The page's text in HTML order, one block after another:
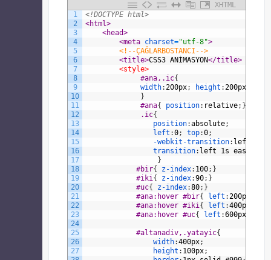
XHTML
1
2
3
4
5
6
7
8
9
10
11
12
13
14
15
16
17
18
19
20
21
22
23
24
25
26
27
<!DOCTYPE html>
<html>
<head>
<meta charset="utf-8">
<!--ÇAĞLARBOSTANCI-->
<title>CSS3 ANİMASYON</title>
<style>
#ana,.ic{
width:200px; height :200px
}
#ana{ position: relative; }
.ic{
position:absolute;
left :0; top:0;
-webkit-transition: left
transition: left 1s ease-in-
}
#bir{ z-index: 100; }
#iki{ z-index:90; }
#uc{ z-index:80; }
#ana:hover #bir{ left :200px
#ana:hover #iki{ left :400px
#ana:hover #uc{ left :600px
#altanadiv,.yatayic{
width:400px;
height : 100px;